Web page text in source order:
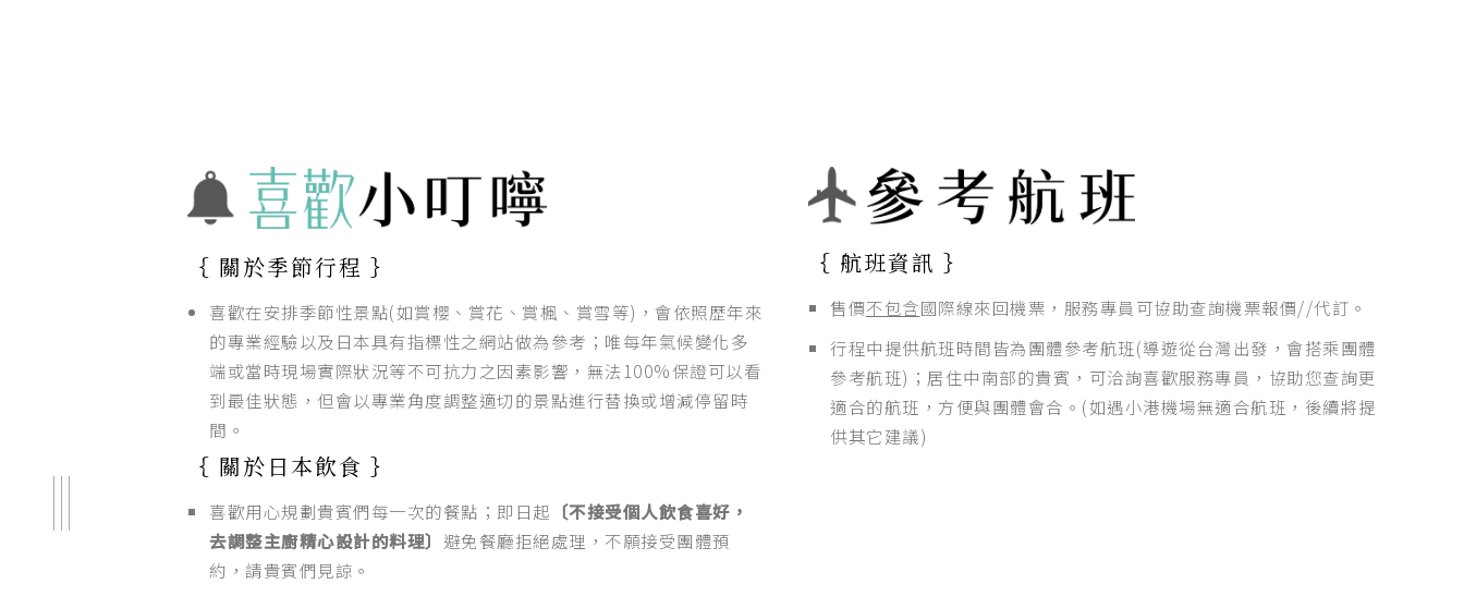
｛ 關於季節行程 ｝
喜歡在安排季節性景點(如賞櫻、賞花、賞楓、賞雪等)，會依照歷年來
的專業經驗以及日本具有指標性之網站做為參考；唯每年氣候變化多
端或當時現場實際狀況等不可抗力之因素影響，無法100%保證可以看
到最佳狀態，但會以專業角度調整適切的景點進行替換或增減停留時
間。
｛ 關於日本飲食 ｝
喜歡用心規劃貴賓們每一次的餐點；即日起 〔不接受個人飲食喜好，
去調整主廚精心設計的料理〕 避免餐廳拒絕處理，不願接受團體預
約，請貴賓們見諒。
｛ 航班資訊 ｝
售價不包含國際線來回機票，服務專員可協助查詢機票報價//代訂。
行程中提供航班時間皆為團體參考航班(導遊從台灣出發，會搭乘團體
參考航班)；居住中南部的貴賓，可洽詢喜歡服務專員，協助您查詢更
適合的航班，方便與團體會合。(如遇小港機場無適合航班，後續將提
供其它建議)